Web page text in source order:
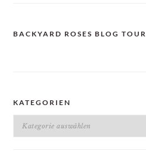
BACKYARD ROSES BLOG TOUR
KATEGORIEN
Kategorien